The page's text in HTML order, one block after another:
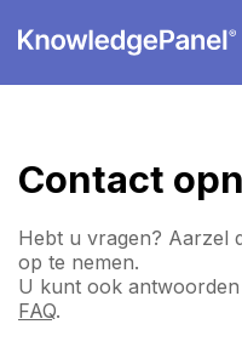
Contact
Hebt u vragen? Aarzel
op te nemen.
U kunt ook
FAQ.